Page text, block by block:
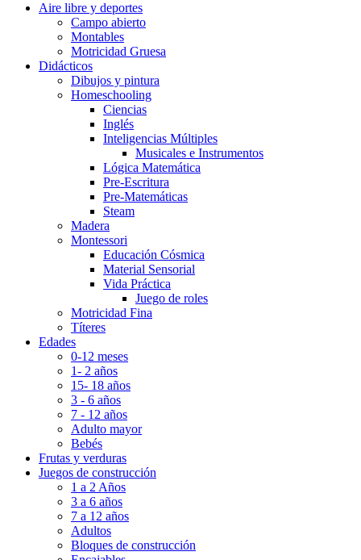
Aire libre y deportes
Campo abierto
Montables
Motricidad Gruesa
Didácticos
Dibujos y pintura
Homeschooling
Ciencias
Inglés
Inteligencias Múltiples
Musicales e Instrumentos
Lógica Matemática
Pre-Escritura
Pre-Matemáticas
Steam
Madera
Montessori
Educación Cósmica
Material Sensorial
Vida Práctica
Juego de roles
Motricidad Fina
Títeres
Edades
0-12 meses
1- 2 años
15- 18 años
3 - 6 años
7 - 12 años
Adulto mayor
Bebés
Frutas y verduras
Juegos de construcción
1 a 2 Años
3 a 6 años
7 a 12 años
Adultos
Bloques de construcción